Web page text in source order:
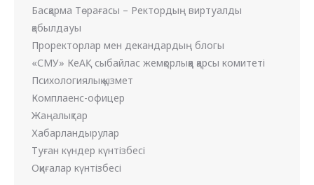
Басқарма Төрағасы – Ректордың виртуалды
қабылдауы
Проректорлар мен декандардың блогы
«СМУ» КеАҚ сыбайлас жемқорлыққа қарсы комитеті
Психологиялық қызмет
Комплаенс-офицер
Жаңалықтар
Хабарландырулар
Туған күндер күнтізбесі
Оқиғалар күнтізбесі